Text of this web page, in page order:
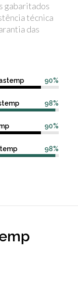
gabaritados
técnica
das
90%
98%
90%
98%